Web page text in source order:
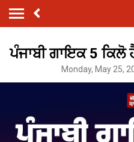
ਪੰਜਾਬੀ ਗਾਇਕ 5
Monday, May 25,